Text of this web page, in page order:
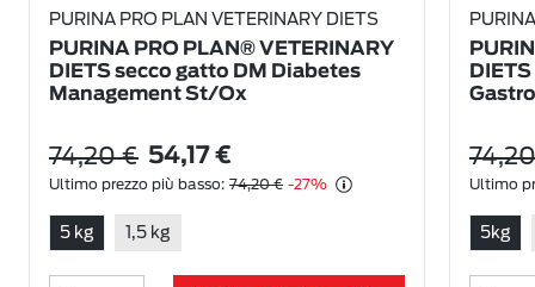
PURINA PRO PLAN VETERINARY DIETS
PURINA PRO PLAN® VETERINARY
DIETS secco gatto DM Diabetes
Management St/Ox
74,20 € 54,17 €
Ultimo prezzo più basso: 74,20 € -27%
5 kg 1,5 kg
Ultimo
5kg